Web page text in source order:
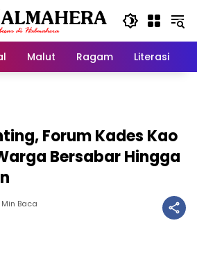
Malut Ragam Literasi
Forum Kades Kao
Bersabar Hingga
Min Baca